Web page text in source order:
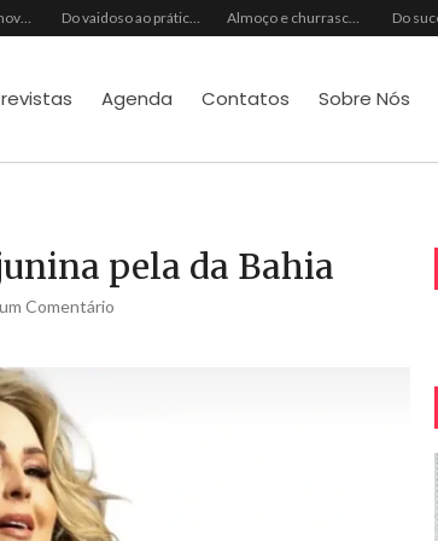
Ideal Clube promove programação especial para celebrar o Dia dos Pais com música, gastronomia e lazer para toda a família Do vaidoso ao prático: veja lista com ideias de presentes Avon para cada perfil de pai Almoço e churrasco de Dia dos Pais impulsionam vendas no varejo alimentar
Agenda Contatos Sobre Nós
pela da Bahia
Comentário